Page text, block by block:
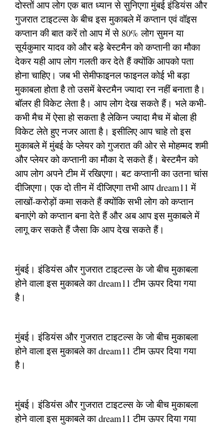
दोस्तों आप लोग एक बात ध्यान से सुनिएगा मुंबई इंडियंस और
गुजरात टाइटल्स के बीच इस मुकाबले में कप्तान एवं वॉइस
कप्तान की बात करें तो आप में से 80% लोग सुमन या
सूर्यकुमार यादव को और बड़े बेस्टमैन को कप्तानी का मौका
देकर यही आप लोग गलती कर देते हैं क्योंकि आपको पता
होना चाहिए। जब भी सेमीफाइनल फाइनल कोई भी बड़ा
मुकाबला होता है तो उसमें बेस्टमैन ज्यादा रन नहीं बनाता है।
बॉलर ही विकेट लेता है। आप लोग देख सकते हैं। भले कभी-
कभी मैच में ऐसा हो सकता है लेकिन ज्यादा मैच में बोला ही
विकेट लेते हुए नजर आता है। इसीलिए आप चाहे तो इस
मुकाबले में मुंबई के प्लेयर को गुजरात की ओर से मोहम्मद शमी
और प्लेयर को कप्तानी का मौका दे सकते हैं। बेस्टमैन को
आप लोग अपने टीम में रखिएगा। बट कप्तानी का उतना चांस
दीजिएगा। एक दो तीन में दीजिएगा तभी आप dream11 में
लाखों-करोड़ों कमा सकते हैं क्योंकि सभी लोग को कप्तान
बनाएंगे को कप्तान बना देते हैं और अब आप इस मुकाबले में
लागू कर सकते हैं जैसा कि आप देख सकते हैं।
मुंबई। इंडियंस और गुजरात टाइटल्स के जो बीच मुकाबला
होने वाला इस मुकाबले का dream11 टीम ऊपर दिया गया
है।
मुंबई। इंडियंस और गुजरात टाइटल्स के जो बीच मुकाबला
होने वाला इस मुकाबले का dream11 टीम ऊपर दिया गया
है।
मुंबई। इंडियंस और गुजरात टाइटल्स के जो बीच मुकाबला
होने वाला इस मुकाबले का dream11 टीम ऊपर दिया गया